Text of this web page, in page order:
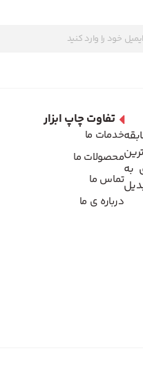
به
تفاوت چاپ ابزار
خدمات ما
محصولات ما
تماس ما
درباره ی ما